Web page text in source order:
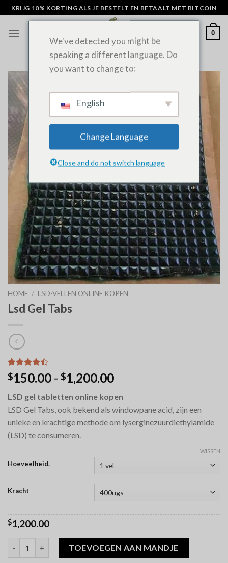
Overslaan
naar
inhoud
KRIJG 10% KORTING ALS JE BESTELT EN BETAALT MET BITCOIN
0
HOME / LSD-VELLEN ONLINE KOPEN
Lsd Gel Tabs
Waardering
4.44op 5
op
9
klantbeoordelingen
$150.00 - $1,200.00Prijsklasse:
tot
$1,200.00
LSD gel tabletten online kopen
LSD Gel Tabs, ook bekend als windowpane acid, zijn een
unieke en krachtige methode om lyserginezuurdiethylamide
(LSD) te consumeren.
Hoeveelheid.
Kracht
WISSEN
$1,200.00
TOEVOEGEN AAN MANDJE
We've detected you might be
speaking a different language. Do
you want to change to:
English
Change Language
Close and do not switch language